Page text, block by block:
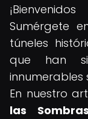
Sumérgete
túneles
que han
innumerables
En nuestro
las